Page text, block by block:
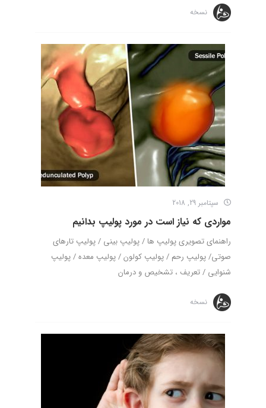
نسخه
سپتامبر 29, 2018
مواردی که نیاز است در مورد پولیپ بدانیم
راهنمای تصویری پولیپ ها / پولیپ بینی / پولیپ تارهای
صوتی/ پولیپ رحم / پولیپ کولون / پولیپ معده / پولیپ
شنوایی / تعریف ، تشخیص و درمان
نسخه